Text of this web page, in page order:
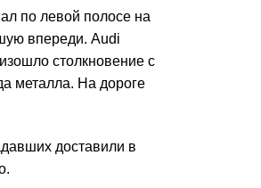
по левой полосе на
впереди. Audi
столкновение с
металла. На дороге
доставили в